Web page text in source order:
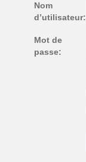
Nom
d’utilisateur:
Mot de
passe: